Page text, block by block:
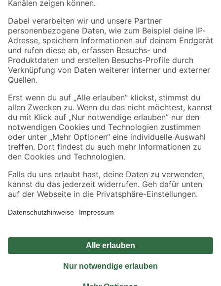
Folge uns
Zahlungsarten Versandarten
Sicher einkaufen
Jetzt die toom-App herunterladen
Alle Preisangaben in EUR inkl. gesetzl. MwSt.. Die dargestellten Angebote sind unter
Umständen nicht in allen Märkten verfügbar. Die angegebenen Verfügbarkeiten beziehen
Produkte nur solange der Vorrat reicht.
*Paketversand ab 59 € versandkostenfrei, gilt nicht für Artikel mit Speditionsversand, hier
Privatsphäre Impressum
Nutzungsbedingungen
Widerrufsrecht
Vertrag widerrufen